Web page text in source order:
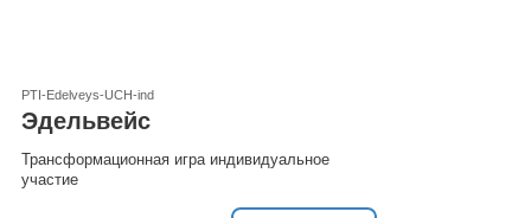
PTI-Edelveys-UCH-ind
Эдельвейс
Трансформационная игра индивидуальное
участие